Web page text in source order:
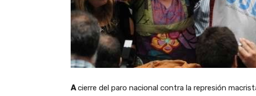
Acierre del paro nacional contra la represión